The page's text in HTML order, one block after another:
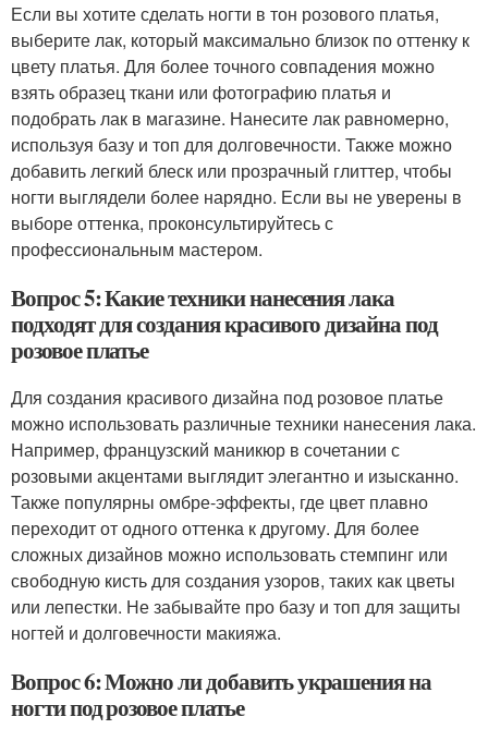
Если вы хотите сделать ногти в тон розового платья,
выберите лак, который максимально близок по оттенку к
цвету платья. Для более точного совпадения можно
взять образец ткани или фотографию платья и
подобрать лак в магазине. Нанесите лак равномерно,
используя базу и топ для долговечности. Также можно
добавить легкий блеск или прозрачный глиттер, чтобы
ногти выглядели более нарядно. Если вы не уверены в
выборе оттенка, проконсультируйтесь с
профессиональным мастером.
Вопрос 5: Какие техники нанесения лака
подходят для создания красивого дизайна под
розовое платье
Для создания красивого дизайна под розовое платье
можно использовать различные техники нанесения лака.
Например, французский маникюр в сочетании с
розовыми акцентами выглядит элегантно и изысканно.
Также популярны омбре-эффекты, где цвет плавно
переходит от одного оттенка к другому. Для более
сложных дизайнов можно использовать стемпинг или
свободную кисть для создания узоров, таких как цветы
или лепестки. Не забывайте про базу и топ для защиты
ногтей и долговечности макияжа.
Вопрос 6: Можно ли добавить украшения на
ногти под розовое платье